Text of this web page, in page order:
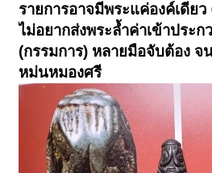
รายการอาจมีพระแค่องค์เดียว
ไม่อยากส่งพระล้ำค่าเข้าประ
(กรรมการ) หลายมือจับต้อง จ
หม่นหมองศรี